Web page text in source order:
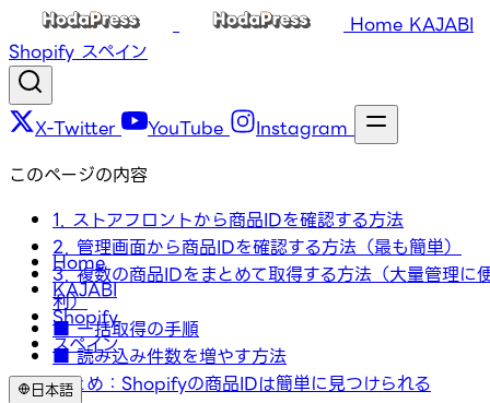
Home KAJABI
Shopify スペイン
X-Twitter YouTube Instagram
Home
KAJABI
Shopify
スペイン
日本語
このページの内容
1. ストアフロントから商品IDを確認する方法
2. 管理画面から商品IDを確認する方法（最も簡単）
3. 複数の商品IDをまとめて取得する方法（大量管理に
利）
■ 一括取得の手順
■ 読み込み件数を増やす方法
まとめ：Shopifyの商品IDは簡単に見つけられる